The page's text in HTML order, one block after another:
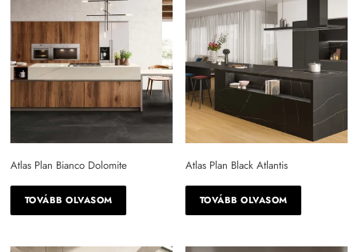
Atlas Plan Bianco Dolomite
TOVÁBB OLVASOM
Atlas Plan Black Atlantis
TOVÁBB OLVASOM